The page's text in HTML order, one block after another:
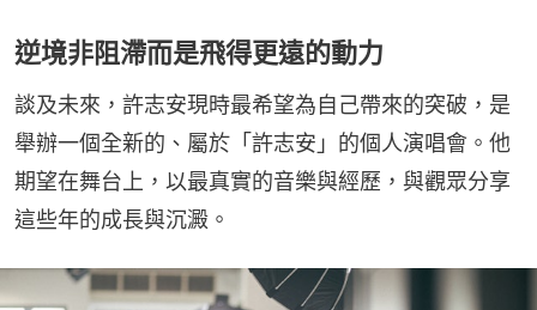
逆境非阻滯而是飛得更遠的動力
談及未來，許志安現時最希望為自己帶來的突破，是
舉辦一個全新的、屬於「許志安」的個人演唱會。他
期望在舞台上，以最真實的音樂與經歷，與觀眾分享
這些年的成長與沉澱。